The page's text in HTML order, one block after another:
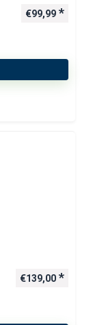
€99,99
€139,00